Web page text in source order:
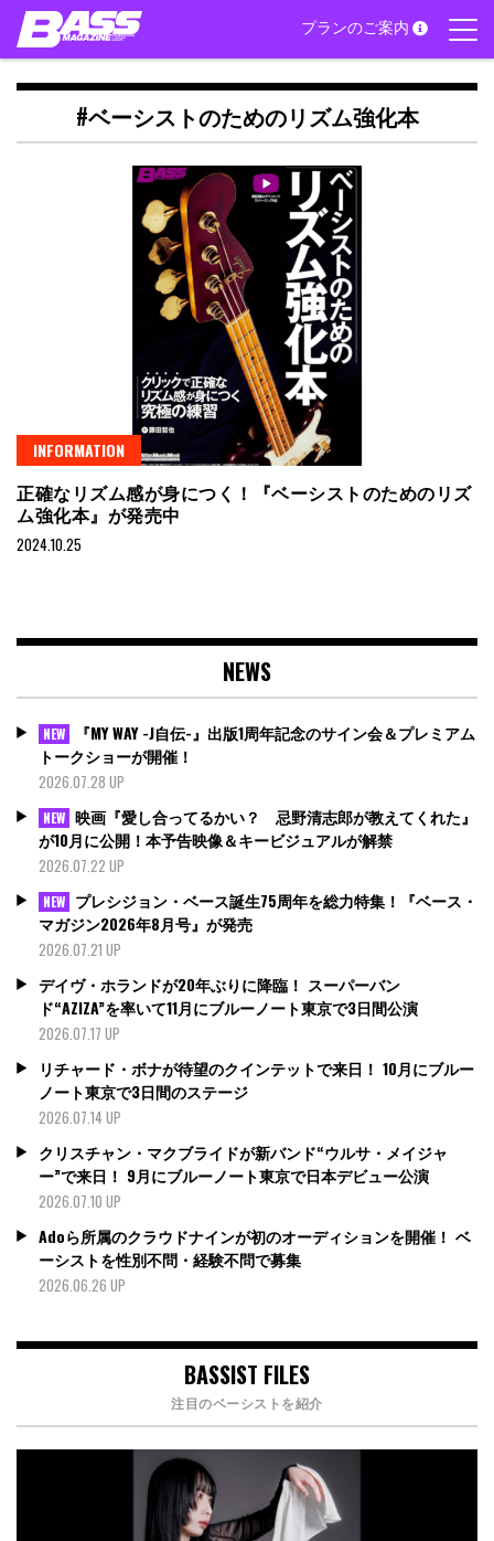
Skip
content
プランのご案内
#ベーシストのためのリズム強化本
INFORMATION
正確なリズム感が身につく！『ベーシストのためのリズ
ム強化本』が発売中
2024.10.25
NEWS
NEW
『MY WAY -J自伝-』出版1周年記念のサイン会＆プレミアム
トークショーが開催！
2026.07.28 UP
NEW 映画『愛し合ってるかい？ 忌野清志郎が教えてくれた』
が10月に公開！本予告映像＆キービジュアルが解禁
2026.07.22 UP
NEW プレシジョン・ベース誕生75周年を総力特集！『ベース・
マガジン2026年8月号』が発売
2026.07.21 UP
デイヴ・ホランドが20年ぶりに降臨！ スーパーバン
ド“AZIZA”を率いて11月にブルーノート東京で3日間公演
2026.07.17 UP
リチャード・ボナが待望のクインテットで来日！ 10月にブルー
ノート東京で3日間のステージ
2026.07.14 UP
クリスチャン・マクブライドが新バンド“ウルサ・メイジャ
ー”で来日！ 9月にブルーノート東京で日本デビュー公演
2026.07.10 UP
Adoら所属のクラウドナインが初のオーディションを開催！ ベ
ーシストを性別不問・経験不問で募集
2026.06.26 UP
BASSIST FILES
注目のベーシストを紹介